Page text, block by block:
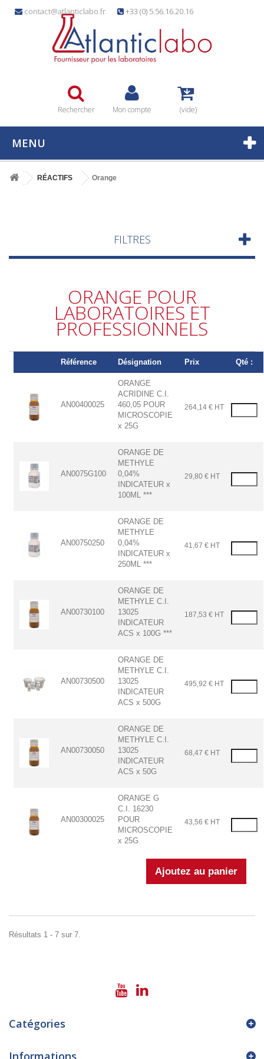
contact@atlanticlabo.fr +33 (0) 5.56.16.20.16
Rechercher Mon compte (vide)
MENU
RÉACTIFS Orange
FILTRES
ORANGE POUR
LABORATOIRES ET
PROFESSIONNELS
Référence Désignation Prix Qté :
AN00400025
ORANGE
ACRIDINE C.I.
460,05 POUR
MICROSCOPIE
x 25G
264,14 € HT
AN0075G100
ORANGE DE
METHYLE
0,04%
INDICATEUR x
100ML ***
29,80 € HT
AN00750250
ORANGE DE
METHYLE
0,04%
INDICATEUR x
250ML ***
41,67 € HT
AN00730100
ORANGE DE
METHYLE C.I.
13025
INDICATEUR
ACS x 100G ***
187,53 € HT
AN00730500
ORANGE DE
METHYLE C.I.
13025
INDICATEUR
ACS x 500G
495,92 € HT
AN00730050
ORANGE DE
METHYLE C.I.
13025
INDICATEUR
ACS x 50G
68,47 € HT
AN00300025
ORANGE G
C.I. 16230
POUR
MICROSCOPIE
x 25G
43,56 € HT
Résultats 1 - 7 sur 7.
Catégories
Informations